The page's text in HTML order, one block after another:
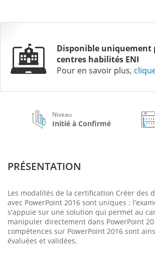
Disponible uniquement
centres habilités ENI
Pour en savoir plus,
Niveau
Initié à Confirmé
PRÉSENTATION
Les modalités de la certification Créer des
avec PowerPoint 2016 sont uniques :
s'appuie sur une solution qui permet au
manipuler directement dans PowerPoint
compétences sur PowerPoint 2016 sont
évaluées et validées.